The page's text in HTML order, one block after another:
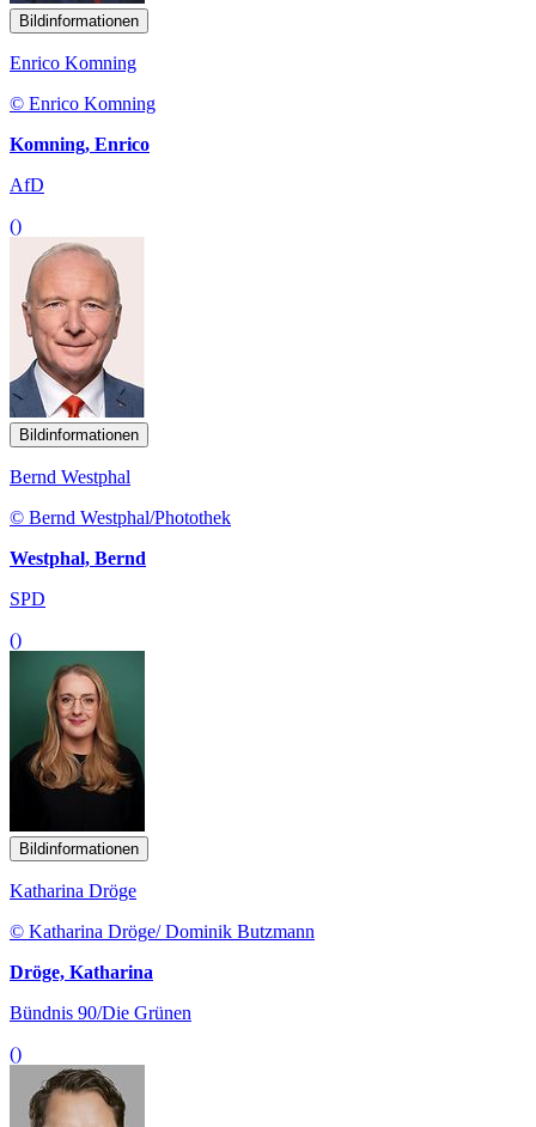
Bildinformationen
Enrico Komning
© Enrico Komning
Komning, Enrico
AfD
()
Bildinformationen
Bernd Westphal
© Bernd Westphal/Photothek
Westphal, Bernd
SPD
()
Bildinformationen
Katharina Dröge
© Katharina Dröge/ Dominik Butzmann
Dröge, Katharina
Bündnis 90/Die Grünen
()